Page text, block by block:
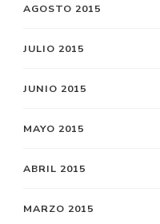
AGOSTO 2015
JULIO 2015
JUNIO 2015
MAYO 2015
ABRIL 2015
MARZO 2015